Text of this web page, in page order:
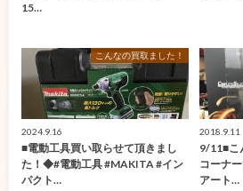
15…
こんなの買取ました！
2024.9.16
■電動工具買い取らせて頂きまし
た！◆#電動工具 #MAKITA #イン
パクト…
2018.9.11
9/11■こ
コーナ
アート…